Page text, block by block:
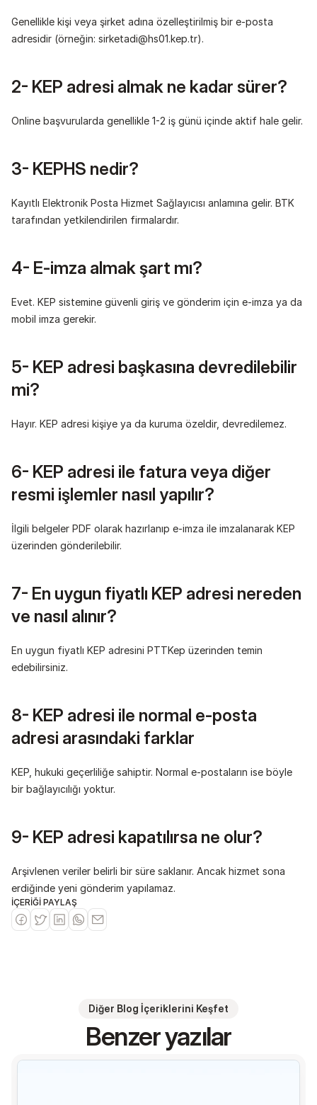
Genellikle kişi veya şirket adına özelleştirilmiş bir e-posta
adresidir (örneğin: sirketadi@hs01.kep.tr).
2- KEP adresi almak ne kadar sürer?
Online başvurularda genellikle 1-2 iş günü içinde aktif hale gelir.
3- KEPHS nedir?
Kayıtlı Elektronik Posta Hizmet Sağlayıcısı anlamına gelir. BTK
tarafından yetkilendirilen firmalardır.
4- E-imza almak şart mı?
Evet. KEP sistemine güvenli giriş ve gönderim için e-imza ya da
mobil imza gerekir.
5- KEP adresi başkasına devredilebilir
mi?
Hayır. KEP adresi kişiye ya da kuruma özeldir, devredilemez.
6- KEP adresi ile fatura veya diğer
resmi işlemler nasıl yapılır?
İlgili belgeler PDF olarak hazırlanıp e-imza ile imzalanarak KEP
üzerinden gönderilebilir.
7- En uygun fiyatlı KEP adresi nereden
ve nasıl alınır?
En uygun fiyatlı KEP adresini PTTKep üzerinden temin
edebilirsiniz.
8- KEP adresi ile normal e-posta
adresi arasındaki farklar
KEP, hukuki geçerliliğe sahiptir. Normal e-postaların ise böyle
bir bağlayıcılığı yoktur.
9- KEP adresi kapatılırsa ne olur?
Arşivlenen veriler belirli bir süre saklanır. Ancak hizmet sona
erdiğinde yeni gönderim yapılamaz.
İÇERİĞİ PAYLAŞ
Diğer Blog İçeriklerini Keşfet
Benzer yazılar